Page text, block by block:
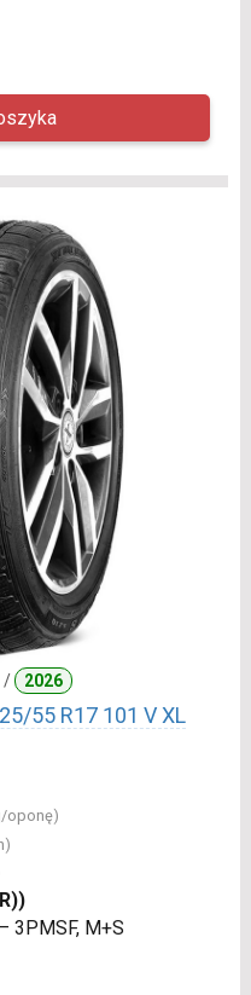
/ 2026
55 R17 101 V XL
oponę)
3PMSF, M+S